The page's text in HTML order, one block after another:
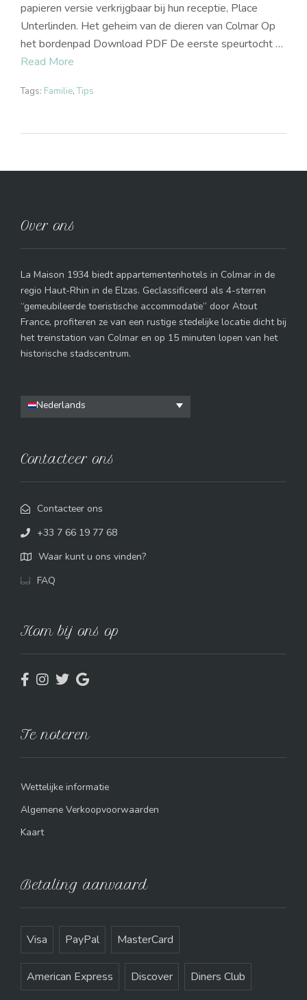
papieren versie verkrijgbaar bij hun receptie, Place
Unterlinden. Het geheim van de dieren van Colmar Op
het bordenpad Download PDF De eerste speurtocht …
Read More
Tags: Familie,Tips
Over ons
La Maison 1934 biedt appartementenhotels in Colmar in de
regio Haut-Rhin in de Elzas. Geclassificeerd als 4-sterren
“gemeubileerde toeristische accommodatie” door Atout
France, profiteren ze van een rustige stedelijke locatie dicht bij
het treinstation van Colmar en op 15 minuten lopen van het
historische stadscentrum.
Nederlands
Contacteer ons
Contacteer ons
+33 7 66 19 77 68
Waar kunt u ons vinden?
FAQ
Kom bij ons op
Te noteren
Wettelijke informatie
Algemene Verkoopvoorwaarden
Kaart
Betaling aanvaard
Visa PayPal MasterCard
American Express Discover Diners Club